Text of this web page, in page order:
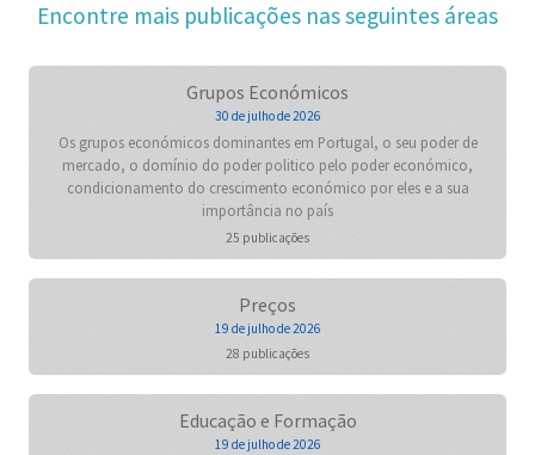
Encontre mais publicações nas seguintes áreas
Grupos Económicos
30 de julho de 2026
Os grupos económicos dominantes em Portugal, o seu poder de
mercado, o domínio do poder politico pelo poder económico,
condicionamento do crescimento económico por eles e a sua
importância no país
25 publicações
Preços
19 de julho de 2026
28 publicações
Educação e Formação
19 de julho de 2026